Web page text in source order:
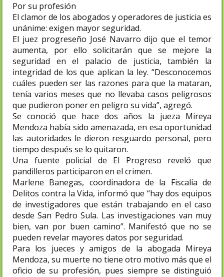
Por su profesión
El clamor de los abogados y operadores de justicia es
unánime: exigen mayor seguridad.
El juez progreseño José Navarro dijo que el temor
aumenta, por ello solicitarán que se mejore la
seguridad en el palacio de justicia, también la
integridad de los que aplican la ley. “Desconocemos
cuáles pueden ser las razones para que la mataran,
tenía varios meses que no llevaba casos peligrosos
que pudieron poner en peligro su vida”, agregó.
Se conoció que hace dos años la jueza Mireya
Mendoza había sido amenazada, en esa oportunidad
las autoridades le dieron resguardo personal, pero
tiempo después se lo quitaron.
Una fuente policial de El Progreso reveló que
pandilleros participaron en el crimen.
Marlene Banegas, coordinadora de la Fiscalía de
Delitos contra la Vida, informó que “hay dos equipos
de investigadores que están trabajando en el caso
desde San Pedro Sula. Las investigaciones van muy
bien, van por buen camino”. Manifestó que no se
pueden revelar mayores datos por seguridad.
Para los jueces y amigos de la abogada Mireya
Mendoza, su muerte no tiene otro motivo más que el
oficio de su profesión, pues siempre se distinguió